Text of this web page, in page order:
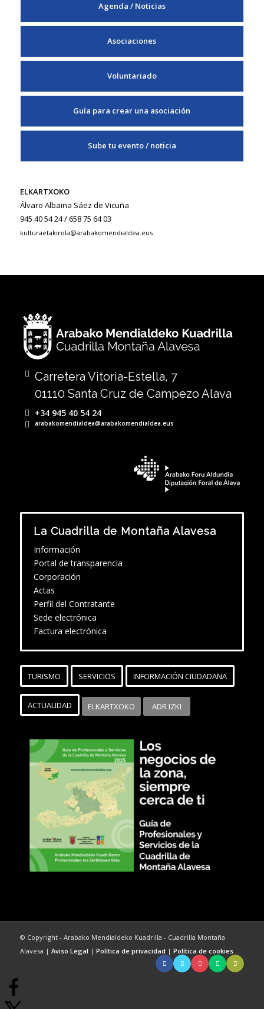
Agenda / Noticias
Asociaciones
Voluntariado
Guía para crear una asociación
Sube tu evento / noticia
ELKARTXOKO
Álvaro Albaina Sáez de Vicuña
945 40 54 24 / 658 75 64 03
kulturaetakirola@arabakomendialdea.eus
Carretera Vitoria-Estella, 7
01110 Santa Cruz de Campezo Alava
+34 945 40 54 24
arabakomendialdea@arabakomendialdea.eus
La Cuadrilla de Montaña Alavesa
Información
Portal de transparencia
Corporación
Actas
Perfil del Contratante
Sede electrónica
Factura electrónica
TURISMO SERVICIOS INFORMACIÓN CIUDADANA
ACTUALIDAD ELKARTXOKO ADR IZKI
© Copyright - Arabako Mendialdeko Kuadrilla - Cuadrilla Montaña
Alavesa | Aviso Legal | Política de privacidad | Política de cookies